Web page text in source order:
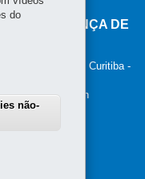
GOVERNANÇA DE
Curitiba -
e 13h30 às 18h
do
não-